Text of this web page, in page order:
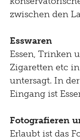
zwischen den
Esswaren
Essen, Trinken
Zigaretten etc
untersagt. In
Eingang ist
Fotografieren
Erlaubt ist das